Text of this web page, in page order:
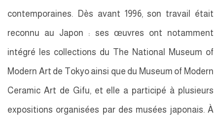
contemporaines. Dès avant 1996, son travail était
reconnu au Japon : ses œuvres ont notamment
intégré les collections du The National Museum of
Modern Art de Tokyo ainsi que du Museum of Modern
Ceramic Art de Gifu, et elle a participé à plusieurs
expositions organisées par des musées japonais. À